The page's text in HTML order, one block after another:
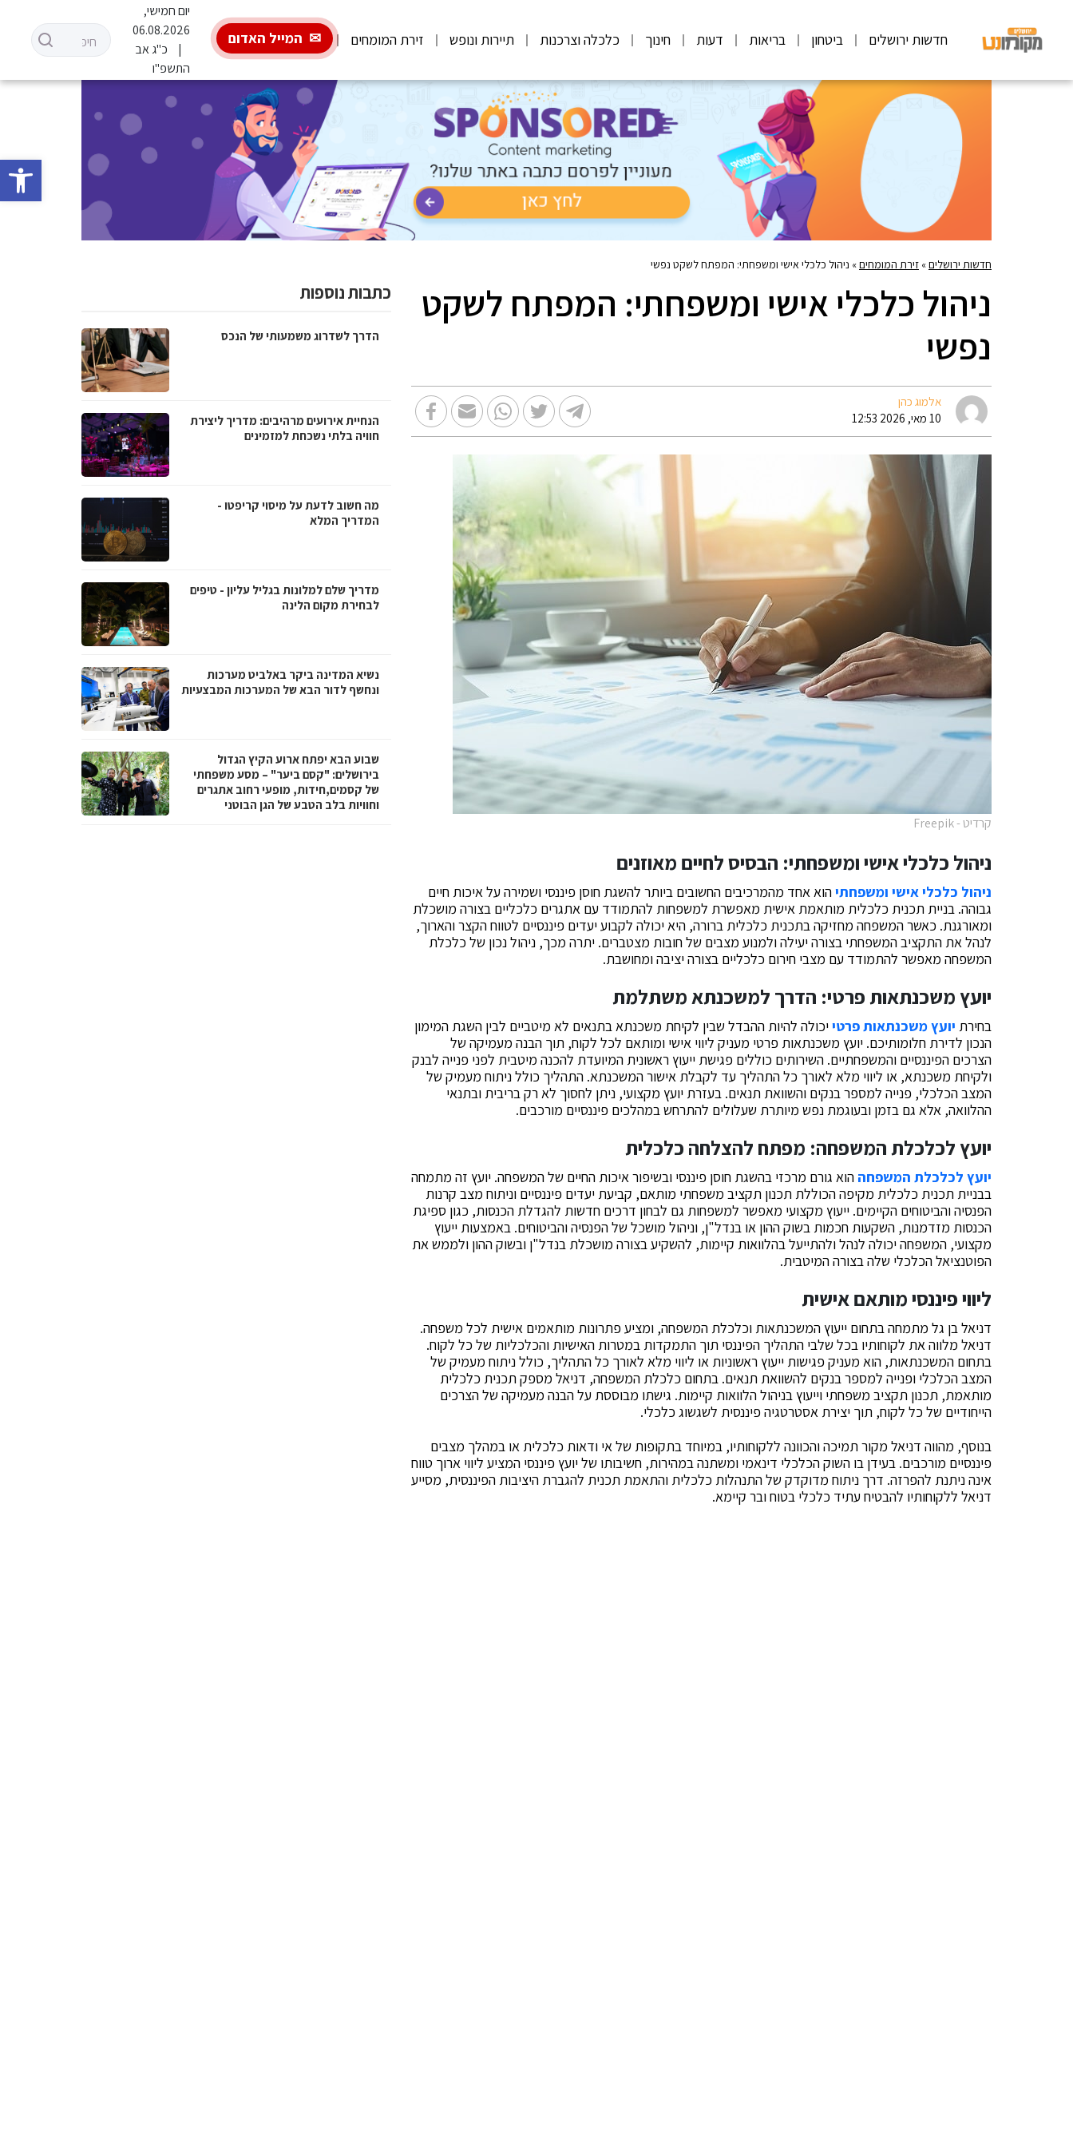
פתח
חדשות ירושלים ביטחון בריאות דעות חינוך כלכלה וצרכנות תיירות ונופש זירת המומחים המייל האדום
יום חמישי,
06.08.2026
כ"ג אב
התשפ"ו
חדשות ירושלים» זירת המומחים» ניהול כלכלי אישי ומשפחתי: המפתח לשקט נפשי
ניהול כלכלי אישי ומשפחתי: המפתח לשקט
נפשי
אלמוג כהן
10 מאי, 2026 12:53
קרדיט - Freepik
ניהול כלכלי אישי ומשפחתי: הבסיס לחיים מאוזנים
ניהול כלכלי אישי ומשפחתיהוא אחד מהמרכיבים החשובים ביותר להשגת חוסן פיננסי ושמירה על איכות חיים
גבוהה. בניית תכנית כלכלית מותאמת אישית מאפשרת למשפחות להתמודד עם אתגרים כלכליים בצורה מושכלת
ומאורגנת. כאשר המשפחה מחזיקה בתכנית כלכלית ברורה, היא יכולה לקבוע יעדים פיננסיים לטווח הקצר והארוך,
לנהל את התקציב המשפחתי בצורה יעילה ולמנוע מצבים של חובות מצטברים. יתרה מכך, ניהול נכון של כלכלת
המשפחה מאפשר להתמודד עם מצבי חירום כלכליים בצורה יציבה ומחושבת.
יועץ משכנתאות פרטי: הדרך למשכנתא משתלמת
בחירת יועץ משכנתאות פרטייכולה להיות ההבדל שבין לקיחת משכנתא בתנאים לא מיטביים לבין השגת המימון
הנכון לדירת חלומותיכם. יועץ משכנתאות פרטי מעניק ליווי אישי ומותאם לכל לקוח, תוך הבנה מעמיקה של
הצרכים הפיננסיים והמשפחתיים. השירותים כוללים פגישת ייעוץ ראשונית המיועדת להכנה מיטבית לפני פנייה לבנק
ולקיחת משכנתא, או ליווי מלא לאורך כל התהליך עד לקבלת אישור המשכנתא. התהליך כולל ניתוח מעמיק של
המצב הכלכלי, פנייה למספר בנקים והשוואת תנאים. בעזרת יועץ מקצועי, ניתן לחסוך לא רק בריבית ובתנאי
ההלוואה, אלא גם בזמן ובעוגמת נפש מיותרת שעלולים להתרחש במהלכים פיננסיים מורכבים.
יועץ לכלכלת המשפחה: מפתח להצלחה כלכלית
יועץ לכלכלת המשפחה הוא גורם מרכזי בהשגת חוסן פיננסי ובשיפור איכות החיים של המשפחה. יועץ זה מתמחה
בבניית תכנית כלכלית מקיפה הכוללת תכנון תקציב משפחתי מותאם, קביעת יעדים פיננסיים וניתוח מצב קרנות
הפנסיה והביטוחים הקיימים. ייעוץ מקצועי מאפשר למשפחות גם לבחון דרכים חדשות להגדלת הכנסות, כגון ספיגת
הכנסות מזדמנות, השקעות חכמות בשוק ההון או בנדל"ן, וניהול מושכל של הפנסיה והביטוחים. באמצעות ייעוץ
מקצועי, המשפחה יכולה לנהל ולהתייעל בהלוואות קיימות, להשקיע בצורה מושכלת בנדל"ן ובשוק ההון ולממש את
הפוטנציאל הכלכלי שלה בצורה המיטבית.
ליווי פיננסי מותאם אישית
דניאל בן גל מתמחה בתחום ייעוץ המשכנתאות וכלכלת המשפחה, ומציע פתרונות מותאמים אישית לכל משפחה.
דניאל מלווה את לקוחותיו בכל שלבי התהליך הפיננסי תוך התמקדות במטרות האישיות והכלכליות של כל לקוח.
בתחום המשכנתאות, הוא מעניק פגישות ייעוץ ראשוניות או ליווי מלא לאורך כל התהליך, כולל ניתוח מעמיק של
המצב הכלכלי ופנייה למספר בנקים להשוואת תנאים. בתחום כלכלת המשפחה, דניאל מספק תכנית כלכלית
מותאמת, תכנון תקציב משפחתי וייעוץ בניהול הלוואות קיימות. גישתו מבוססת על הבנה מעמיקה של הצרכים
הייחודיים של כל לקוח, תוך יצירת אסטרטגיה פיננסית לשגשוג כלכלי.
בנוסף, מהווה דניאל מקור תמיכה והכוונה ללקוחותיו, במיוחד בתקופות של אי ודאות כלכלית או במהלך מצבים
פיננסיים מורכבים. בעידן בו השוק הכלכלי דינאמי ומשתנה במהירות, חשיבותו של יועץ פיננסי המציע ליווי ארוך טווח
אינה ניתנת להפרזה. דרך ניתוח מדוקדק של התנהלות כלכלית והתאמת תכנית להגברת היציבות הפיננסית, מסייע
דניאל ללקוחותיו להבטיח עתיד כלכלי בטוח ובר קיימא.
כתבות נוספות
הדרך לשדרוג משמעותי של הנכס
הנחיית אירועים מרהיבים: מדריך ליצירת
חוויה בלתי נשכחת למזמינים
מה חשוב לדעת על מיסוי קריפטו -
המדריך המלא
מדריך שלם למלונות בגליל עליון - טיפים
לבחירת מקום הלינה
נשיא המדינה ביקר באלביט מערכות
ונחשף לדור הבא של המערכות המבצעיות
שבוע הבא יפתח ארוע הקיץ הגדול
בירושלים: "קסם ביער" – מסע משפחתי
של קסמים,חידות, מופעי רחוב אתגרים
וחוויות בלב הטבע של הגן הבוטני